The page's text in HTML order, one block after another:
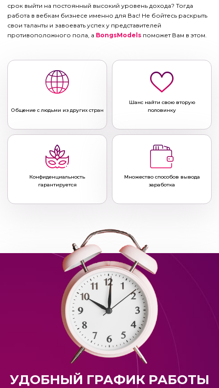
срок выйти на постоянный высокий уровень дохода? Тогда
работа в вебкам бизнесе именно для Вас! Не бойтесь раскрыть
свои таланты и завоевать успех у представителей
противоположного пола, а BongsModels поможет Вам в этом.
Общение с людьми из других стран
Шанс найти свою вторую
половинку
Конфиденциальность
гарантируется
Множество способов вывода
заработка
УДОБНЫЙ ГРАФИК РАБОТЫ